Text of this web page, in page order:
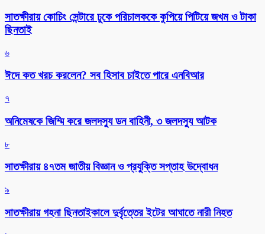
সাতক্ষীরায় কোচিং সেন্টারে ঢুকে পরিচালককে কুপিয়ে পিটিয়ে জখম ও টাকা
ছিনতাই
৬
ঈদে কত খরচ করলেন? সব হিসাব চাইতে পারে এনবিআর
৭
অনিমেষকে জিম্মি করে জলদস্যু ডন বাহিনী, ৩ জলদস্যু আটক
৮
সাতক্ষীরায় ৪৭তম জাতীয় বিজ্ঞান ও প্রযুক্তি সপ্তাহ উদ্বোধন
৯
সাতক্ষীরায় গহনা ছিনতাইকালে দুর্বৃত্তের ইটের আঘাতে নারী নিহত